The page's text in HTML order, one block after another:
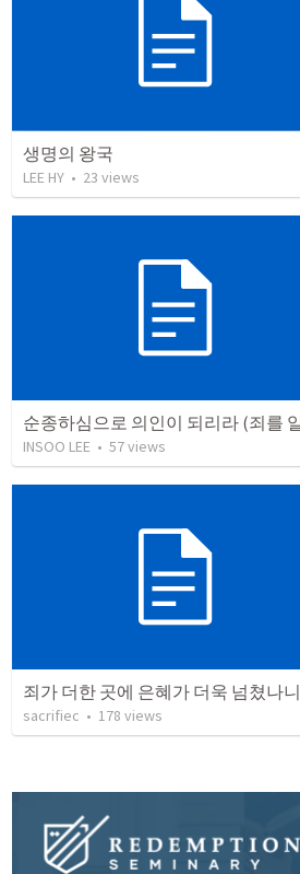
생명의 왕국
LEE HY • 23 views
INSOO LEE • 57views
죄가 더한 곳에 은혜가 더욱 넘쳤나니
sacrifiec • 178 views